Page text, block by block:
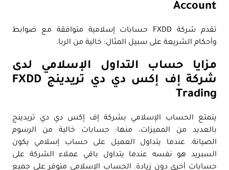
Account
تقدم شركة FXDD حسابات إسلامية متوافقة مع ضوابط
وأحكام الشريعة على سبيل المثال: خالية من الربا.
مزايا حساب التداول الإسلامي لدى
شركة إف إكس دي دي تريدينج FXDD
Trading
يتمتع الحساب الإسلامي بشركة إف إكس دي دي تريدينج
بالعديد من المميزات، منها: حسابات خالية من الرسوم
الصيانة. عندما يتداول العميل على حساب إسلامي يكون
السبريد هو نفسه عندما يتداول باقي عملاء الشركة على
حسابات أخرى دون زيادة. الحساب الإسلامي متوفر على جميع